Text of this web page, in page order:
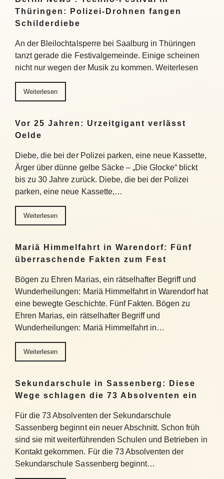
Thüringen: Polizei-Drohnen fangen
Schilderdiebe
An der Bleilochtalsperre bei Saalburg in Thüringen
tanzt gerade die Festivalgemeinde. Einige scheinen
nicht nur wegen der Musik zu kommen. Weiterlesen
Weiterlesen
Vor 25 Jahren: Urzeitgigant verlässt
Oelde
Diebe, die bei der Polizei parken, eine neue Kassette,
Ärger über dünne gelbe Säcke – „Die Glocke“ blickt
bis zu 30 Jahre zurück. Diebe, die bei der Polizei
parken, eine neue Kassette,…
Weiterlesen
Mariä Himmelfahrt in Warendorf: Fünf
überraschende Fakten zum Fest
Bögen zu Ehren Marias, ein rätselhafter Begriff und
Wunderheilungen: Mariä Himmelfahrt in Warendorf hat
eine bewegte Geschichte. Fünf Fakten. Bögen zu
Ehren Marias, ein rätselhafter Begriff und
Wunderheilungen: Mariä Himmelfahrt in…
Weiterlesen
Sekundarschule in Sassenberg: Diese
Wege schlagen die 73 Absolventen ein
Für die 73 Absolventen der Sekundarschule
Sassenberg beginnt ein neuer Abschnitt. Schon früh
sind sie mit weiterführenden Schulen und Betrieben in
Kontakt gekommen. Für die 73 Absolventen der
Sekundarschule Sassenberg beginnt…